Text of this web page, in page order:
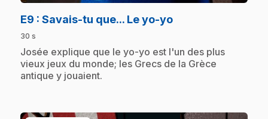
E9 : Savais-tu que... Le yo-yo.
30 s
.Josée explique que le yo-yo est l'un des plus
vieux jeux du monde; les Grecs de la Grèce
antique y jouaient.